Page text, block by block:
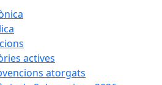
actives
atorgats